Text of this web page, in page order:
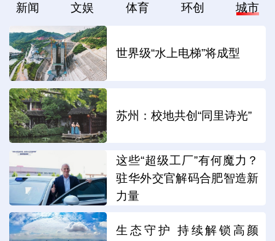
新闻 文娱 体育 环创 城市
世界级“水上电梯”将成型
苏州：校地共创“同里诗光”
这些“超级工厂”有何魔力？
驻华外交官解码合肥智造新
力量
生态守护 持续解锁高颜